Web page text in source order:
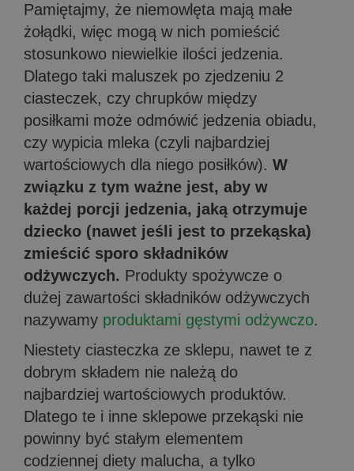
Pamiętajmy, że niemowlęta mają małe
żołądki, więc mogą w nich pomieścić
stosunkowo niewielkie ilości jedzenia.
Dlatego taki maluszek po zjedzeniu 2
ciasteczek, czy chrupków między
posiłkami może odmówić jedzenia obiadu,
czy wypicia mleka (czyli najbardziej
wartościowych dla niego posiłków). W
związku z tym ważne jest, aby w
każdej porcji jedzenia, jaką otrzymuje
dziecko (nawet jeśli jest to przekąska)
zmieścić sporo składników
odżywczych. Produkty spożywcze o
dużej zawartości składników odżywczych
nazywamy produktami gęstymi odżywczo.
Niestety ciasteczka ze sklepu, nawet te z
dobrym składem nie należą do
najbardziej wartościowych produktów.
Dlatego te i inne sklepowe przekąski nie
powinny być stałym elementem
codziennej diety malucha, a tylko